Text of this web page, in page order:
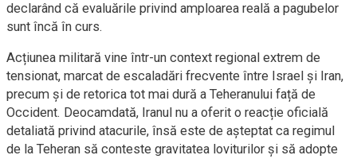
declarând că evaluările privind amploarea reală a pagubelor
sunt încă în curs.
Acțiunea militară vine într-un context regional extrem de
tensionat, marcat de escaladări frecvente între Israel și Iran,
precum și de retorica tot mai dură a Teheranului față de
Occident. Deocamdată, Iranul nu a oferit o reacție oficială
detaliată privind atacurile, însă este de așteptat ca regimul
de la Teheran să conteste gravitatea loviturilor și să adopte